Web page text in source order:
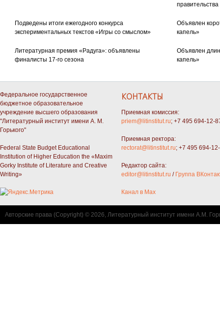
Подведены итоги ежегодного конкурса
экспериментальных текстов «Игры со смыслом»
Объявлен
капель»
Литературная премия «Радуга»: объявлены
финалисты 17-го сезона
Объявлен
капель»
Федеральное государственное
бюджетное образовательное
учреждение высшего образования
"Литературный институт имени А. М.
Горького"
Federal State Budget Educational
Institution of Higher Education the «Maxim
Gorky Institute of Literature and Creative
Writing»
КОНТАКТЫ
Приемная комиссия:
priem@litinstitut.ru; +7 495 694-12-
Приемная ректора:
rectorat@litinstitut.ru; +7 495 694-
Редактор сайта:
editor@litinstitut.ru / Группа
Канал в Max
Авторские права (Copyright) © 2026, Литературный институт имени А.М.